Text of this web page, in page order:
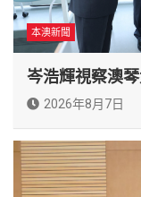
本澳新聞
岑浩輝視察澳
2026年8月7日